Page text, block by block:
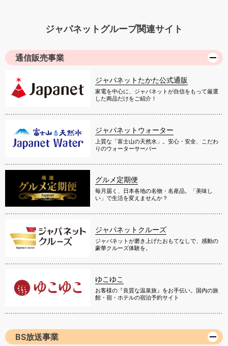
ジャパネットグループ関連サイト
通信販売事業
ジャパネットたかた公式通販
家電を中心に、ジャパネットが自信をもって厳選
した商品だけをご紹介！
ジャパネットウォーター
上質な「富士山の天然水」。安心・安全、こだわ
りのウォーターサーバー
グルメ定期便
毎月届く、日本各地の名物・名産品。「美味し
い」で生活を変えませんか？
ジャパネットクルーズ
ジャパネットが磨き上げたおもてなしで、感動の
豪華クルーズ体験を。
ゆこゆこ
お客様の『良質な温泉旅』をお手伝い。国内の旅
館・宿・ホテルの宿泊予約サイト
BS放送事業